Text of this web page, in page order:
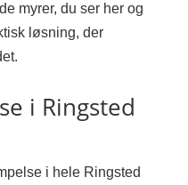
myrer, du ser her og
løsning, der
i Ringsted
i hele Ringsted